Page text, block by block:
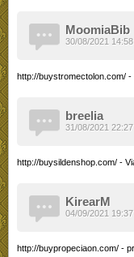
MoomiaBib
http://buystromectolon.com/ -
30/08/2021 14:58
breelia
http://buysildenshop.com/ -
31/08/2021 22:27
KirearM
http://buypropeciaon.com/ -
04/09/2021 19:37